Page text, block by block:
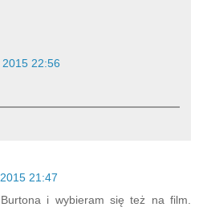
22:56
21:47
i wybieram się też na film.